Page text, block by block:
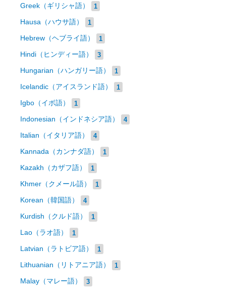
Greek（ギリシャ語） 1
Hausa（ハウサ語） 1
Hebrew（ヘブライ語） 1
Hindi（ヒンディー語） 3
Hungarian（ハンガリー語） 1
Icelandic（アイスランド語） 1
Igbo（イボ語） 1
Indonesian（インドネシア語） 4
Italian（イタリア語） 4
Kannada（カンナダ語） 1
Kazakh（カザフ語） 1
Khmer（クメール語） 1
Korean（韓国語） 4
Kurdish（クルド語） 1
Lao（ラオ語） 1
Latvian（ラトビア語） 1
Lithuanian（リトアニア語） 1
Malay（マレー語） 3